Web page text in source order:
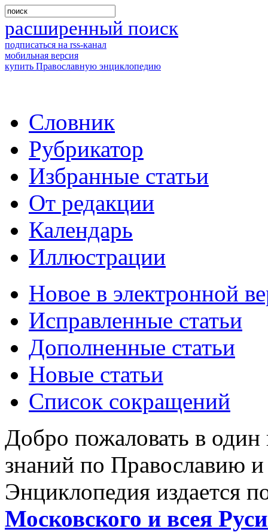
расширенный поиск
подписаться на rss-канал
мобильная версия
купить Православную энциклопедию
Словник
Рубрикатор
Избранные статьи
От редакции
Календарь
Иллюстрации
Новое в электронной
Исправленные статьи
Дополненные статьи
Новые статьи
Список сокращений
Добро пожаловать в
знаний по Православию
Энциклопедия издается
Московского и всея